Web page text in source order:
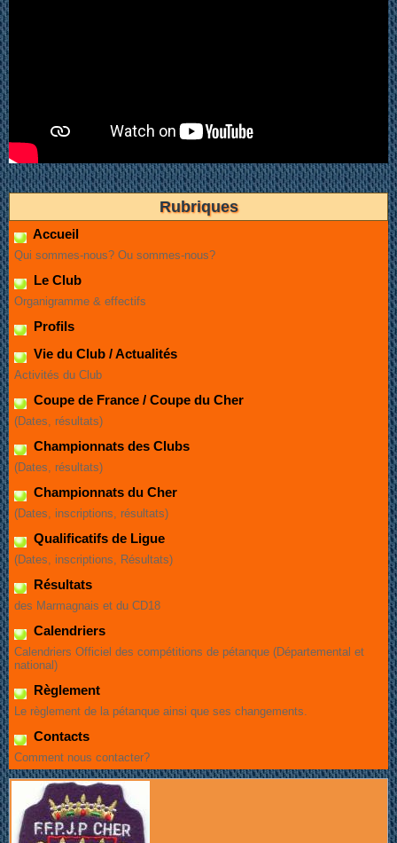
Rubriques
Accueil
Qui sommes-nous? Ou sommes-nous?
Le Club
Organigramme & effectifs
Profils
Vie du Club / Actualités
Activités du Club
Coupe de France / Coupe du Cher
(Dates, résultats)
Championnats des Clubs
(Dates, résultats)
Championnats du Cher
(Dates, inscriptions, résultats)
Qualificatifs de Ligue
(Dates, inscriptions, Résultats)
Résultats
des Marmagnais et du CD18
Calendriers
Calendriers Officiel des compétitions de pétanque (Départemental et
national)
Règlement
Le règlement de la pétanque ainsi que ses changements.
Contacts
Comment nous contacter?